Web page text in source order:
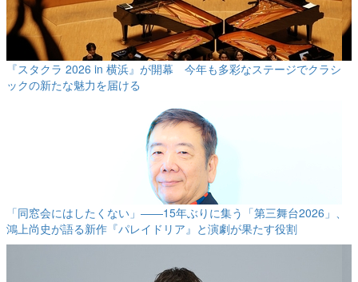
『スタクラ 2026 in 横浜』が開幕 今年も多彩なステージでクラシ
ックの新たな魅力を届ける
「同窓会にはしたくない」――15年ぶりに集う「第三舞台2026」、
鴻上尚史が語る新作『パレイドリア』と演劇が果たす役割